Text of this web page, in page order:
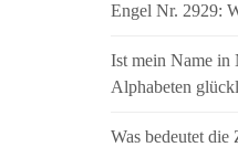
Engel Nr. 2929:
Ist mein Name in
Alphabeten
Was bedeutet